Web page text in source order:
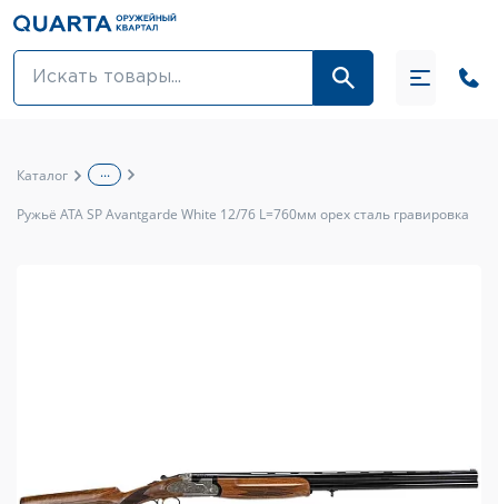
Оптовикам
Каталог ...
Ружьё ATA SP Avantgarde White 12/76 L=760мм орех сталь гравировка